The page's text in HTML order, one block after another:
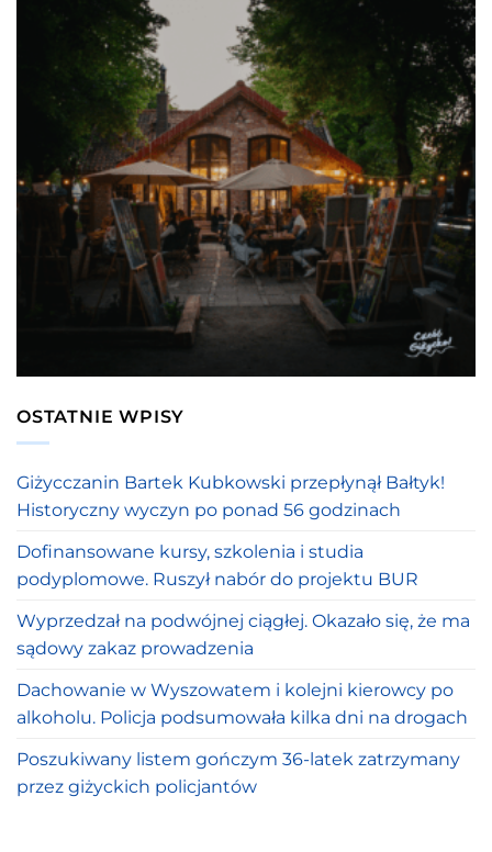
OSTATNIE WPISY
Giżycczanin Bartek Kubkowski przepłynął Bałtyk!
Historyczny wyczyn po ponad 56 godzinach
Dofinansowane kursy, szkolenia i studia
podyplomowe. Ruszył nabór do projektu BUR
Wyprzedzał na podwójnej ciągłej. Okazało się, że ma
sądowy zakaz prowadzenia
Dachowanie w Wyszowatem i kolejni kierowcy po
alkoholu. Policja podsumowała kilka dni na drogach
Poszukiwany listem gończym 36-latek zatrzymany
przez giżyckich policjantów